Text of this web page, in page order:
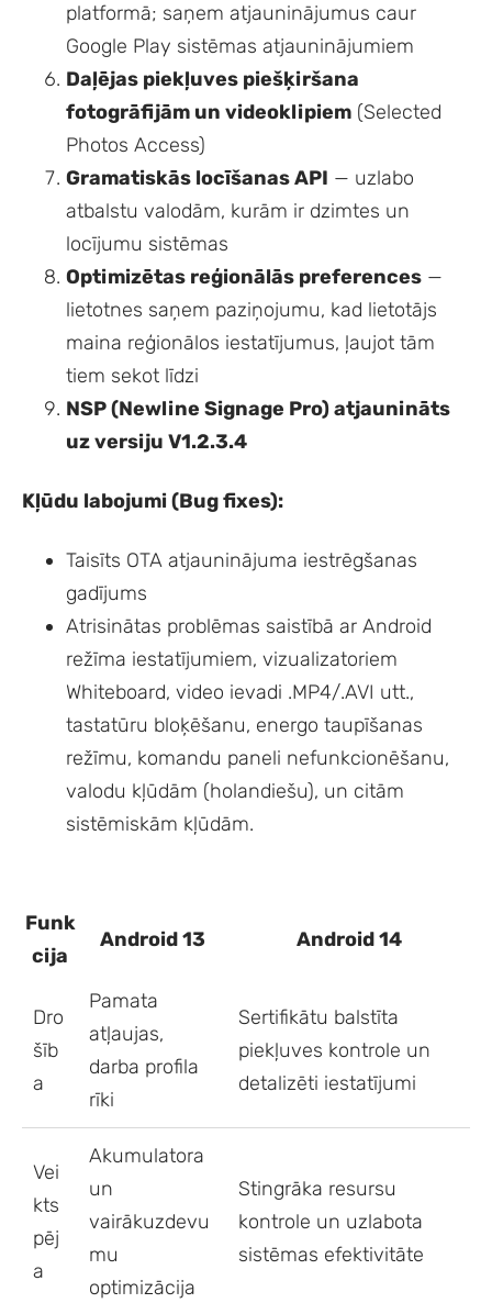
platformā; saņem atjauninājumus caur
Google Play sistēmas atjauninājumiem
Daļējas piekļuves piešķiršana
fotogrāfijām un videoklipiem (Selected
Photos Access)
Gramatiskās locīšanas API — uzlabo
atbalstu valodām, kurām ir dzimtes un
locījumu sistēmas
Optimizētas reģionālās preferences —
lietotnes saņem paziņojumu, kad lietotājs
maina reģionālos iestatījumus, ļaujot tām
tiem sekot līdzi
NSP (Newline Signage Pro) atjaunināts
uz versiju V1.2.3.4
Kļūdu labojumi (Bug fixes):
Taisīts OTA atjauninājuma iestrēgšanas
gadījums
Atrisinātas problēmas saistībā ar Android
režīma iestatījumiem, vizualizatoriem
Whiteboard, video ievadi .MP4/.AVI utt.,
tastatūru bloķēšanu, energo taupīšanas
režīmu, komandu paneli nefunkcionēšanu,
valodu kļūdām (holandiešu), un citām
sistēmiskām kļūdām.
Funk
cija
Android 13 Android 14
Dro
šīb
a
Pamata
atļaujas,
darba profila
rīki
Sertifikātu balstīta
piekļuves kontrole un
detalizēti iestatījumi
Vei
kts
pēj
a
Akumulatora
un
vairākuzdevu
mu
optimizācija
Stingrāka resursu
kontrole un uzlabota
sistēmas efektivitāte